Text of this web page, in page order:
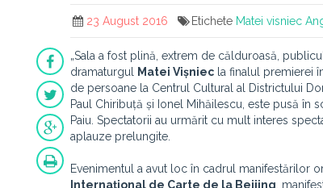
23 August 2016 Etichete Matei visniec
„Sala a fost plină, extrem de călduroasă,
dramaturgul
Matei Vișniec la finalul premierei
de persoane la Centrul Cultural al Districtului
Paul Chiribuță și Ionel Mihăilescu, este pusă în
Paiu. Spectatorii au urmărit cu mult interes
aplauze prelungite.
Evenimentul a avut loc în cadrul manifestărilor
Internaţional de Carte de la Beijing ,